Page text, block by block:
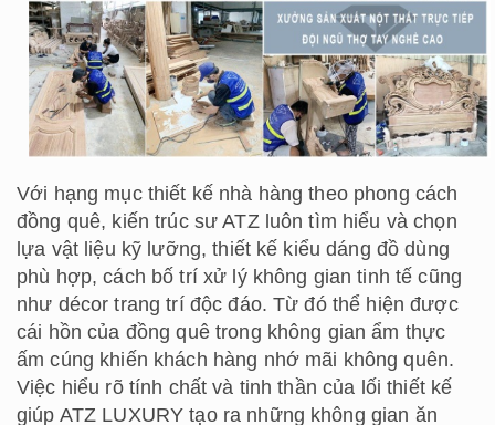
Với hạng mục thiết kế nhà hàng theo phong cách
đồng quê, kiến trúc sư ATZ luôn tìm hiểu và chọn
lựa vật liệu kỹ lưỡng, thiết kế kiểu dáng đồ dùng
phù hợp, cách bố trí xử lý không gian tinh tế cũng
như décor trang trí độc đáo. Từ đó thể hiện được
cái hồn của đồng quê trong không gian ẩm thực
ấm cúng khiến khách hàng nhớ mãi không quên.
Việc hiểu rõ tính chất và tinh thần của lối thiết kế
giúp ATZ LUXURY tạo ra những không gian ăn